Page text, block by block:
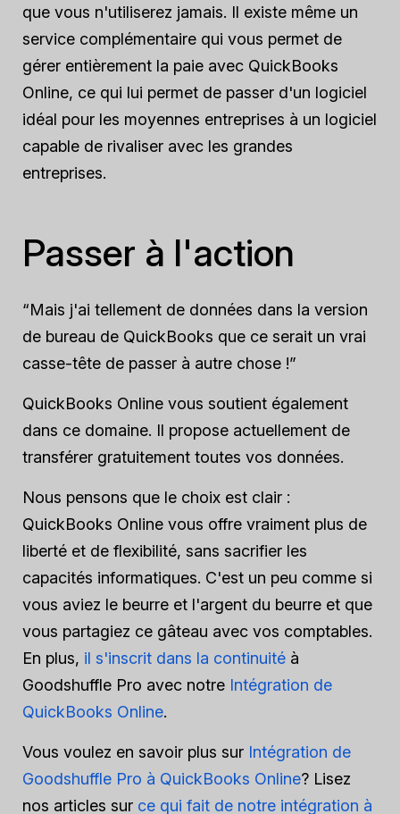
que vous n'utiliserez jamais. Il existe même un
service complémentaire qui vous permet de
gérer entièrement la paie avec QuickBooks
Online, ce qui lui permet de passer d'un logiciel
idéal pour les moyennes entreprises à un logiciel
capable de rivaliser avec les grandes
entreprises.
Passer à l'action
“Mais j'ai tellement de données dans la version
de bureau de QuickBooks que ce serait un vrai
casse-tête de passer à autre chose !”
QuickBooks Online vous soutient également
dans ce domaine. Il propose actuellement de
transférer gratuitement toutes vos données.
Nous pensons que le choix est clair :
QuickBooks Online vous offre vraiment plus de
liberté et de flexibilité, sans sacrifier les
capacités informatiques. C'est un peu comme si
vous aviez le beurre et l'argent du beurre et que
vous partagiez ce gâteau avec vos comptables.
En plus, il s'inscrit dans la continuité à
Goodshuffle Pro avec notre Intégration de
QuickBooks Online.
Vous voulez en savoir plus sur Intégration de
Goodshuffle Pro à QuickBooks Online? Lisez
nos articles sur ce qui fait de notre intégration à